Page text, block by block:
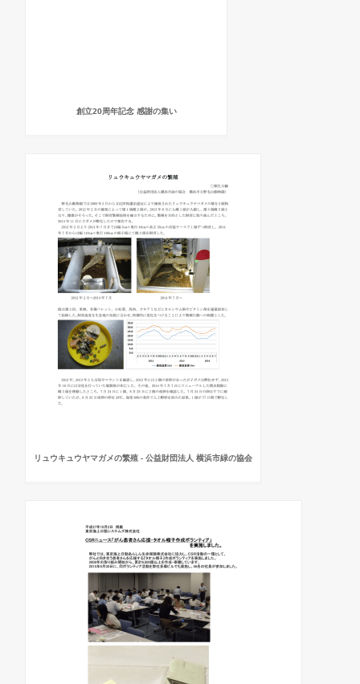
創立20周年記念 感謝の集い
リュウキュウヤマガメの繁殖 - 公益財団法人 横浜市緑の協会